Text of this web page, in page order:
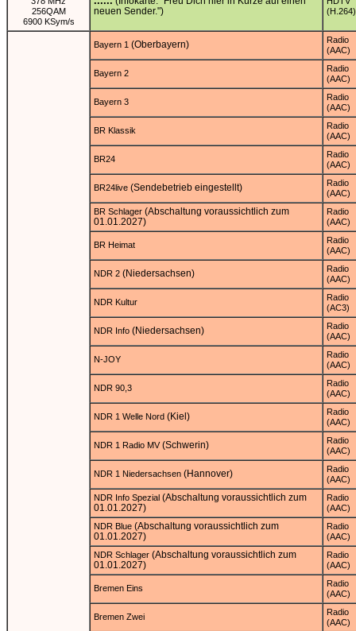
256QAM
6900 KSym/s
neuen Sender.")
(H.264)
Bayern 1 (Oberbayern)
Radio
(AAC)
Bayern 2
Radio
(AAC)
Bayern 3
Radio
(AAC)
BR Klassik
Radio
(AAC)
BR24
Radio
(AAC)
BR24live (Sendebetrieb eingestellt)
Radio
(AAC)
BR Schlager (Abschaltung voraussichtlich zum
01.01.2027)
Radio
(AAC)
BR Heimat
Radio
(AAC)
NDR 2 (Niedersachsen)
Radio
(AAC)
NDR Kultur
Radio
(AC3)
NDR Info (Niedersachsen)
Radio
(AAC)
N-JOY
Radio
(AAC)
NDR 90,3
Radio
(AAC)
NDR 1 Welle Nord (Kiel)
Radio
(AAC)
NDR 1 Radio MV(Schwerin)
Radio
(AAC)
NDR 1 Niedersachsen (Hannover)
Radio
(AAC)
NDR Info Spezial (Abschaltung voraussichtlich zum
01.01.2027)
Radio
(AAC)
NDR Blue (Abschaltung voraussichtlich zum
01.01.2027)
Radio
(AAC)
NDR Schlager (Abschaltung voraussichtlich zum
01.01.2027)
Radio
(AAC)
Bremen Eins
Radio
(AAC)
Bremen Zwei
Radio
(AAC)